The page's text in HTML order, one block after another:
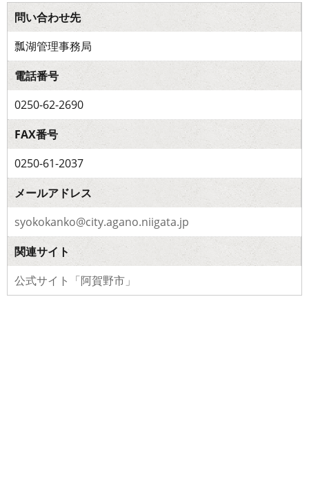
問い合わせ先
瓢湖管理事務局
電話番号
0250-62-2690
FAX番号
0250-61-2037
メールアドレス
syokokanko@city.agano.niigata.jp
関連サイト
公式サイト「阿賀野市」